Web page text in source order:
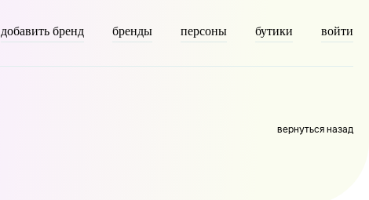
добавить бренд бренды персоны бутики войти
вернуться назад